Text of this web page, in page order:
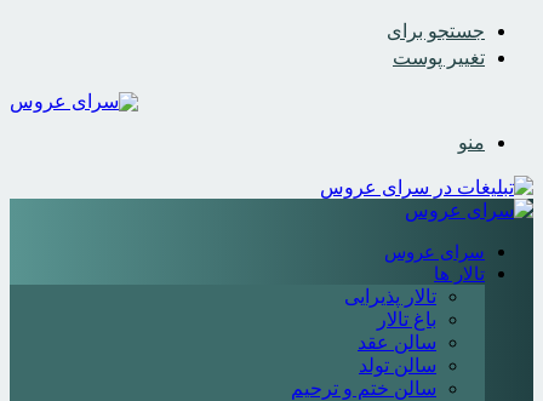
جستجو برای
تغییر پوست
منو
سرای عروس
تالار ها
تالار پذیرایی
باغ تالار
سالن عقد
سالن تولد
سالن ختم و ترحیم